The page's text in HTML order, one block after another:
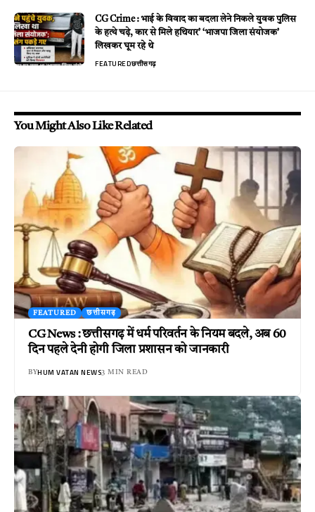
CG Crime : भाई के विवाद का बदला लेने निकले युवक पुलिस
के हत्थे चढ़े, कार से मिले हथियार’ ‘भाजपा जिला संयोजक’
लिखकर घूम रहे थे
FEATUREDछत्तीसगढ़
You Might Also Like Related
FEATURED छत्तीसगढ़
CG News : छत्तीसगढ़ में धर्म परिवर्तन के नियम बदले, अब 60
दिन पहले देनी होगी जिला प्रशासन को जानकारी
BYHUM VATAN NEWS3 MIN READ